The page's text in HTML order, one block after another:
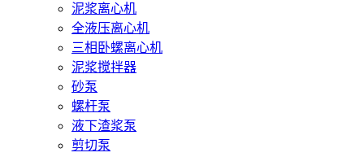
泥浆离心机
全液压离心机
三相卧螺离心机
泥浆搅拌器
砂泵
螺杆泵
液下渣浆泵
剪切泵